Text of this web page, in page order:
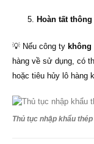
Hoàn tất
💡 Nếu công ty
hàng về sử dụng, có
hoặc tiêu hủy lô hàng
Thủ tục nhập khẩu thép